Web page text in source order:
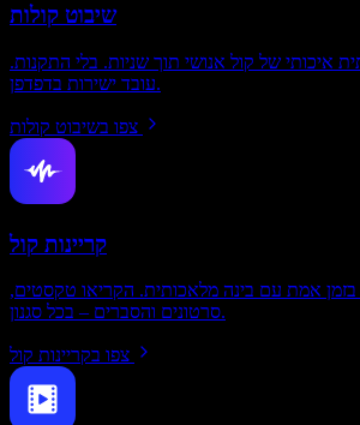
שיבוט קולות
איכותי של קול אנושי תוך שניות. בלי התקנות.
עובד ישירות בדפדפן.
צפו בשיבוט קולות
קריינות קול
בזמן אמת עם בינה מלאכותית. הקריאו טקסטים,
סרטונים והסברים – בכל סגנון.
צפו בקריינות קול